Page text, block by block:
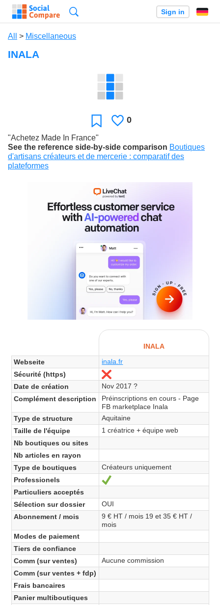
Sign in
All > Miscellaneous
INALA
FavoriteLikes
0
"Achetez Made In France"
See the reference side-by-side comparison Boutiques
d'artisans créateurs et de mercerie : comparatif des
plateformes
INALA
Webseite
inala.fr
Sécurité (https)
Nein
Date de création
Nov 2017 ?
Complément description
Préinscriptions en cours - Page
FB marketplace Inala
Type de structure
Aquitaine
Taille de l'équipe
1 créatrice + équipe web
Nb boutiques ou sites
Nb articles en rayon
Type de boutiques
Créateurs uniquement
Professionels
Ja
Particuliers acceptés
Sélection sur dossier
OUI
Abonnement / mois
9 € HT / mois 19 et 35 € HT /
mois
Modes de paiement
Tiers de confiance
Comm (sur ventes)
Aucune commission
Comm (sur ventes + fdp)
Frais bancaires
Panier multiboutiques